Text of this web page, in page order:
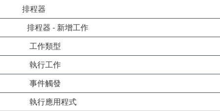
排程器
排程器 - 新增工作
工作類型
執行工作
事件觸發
執行應用程式